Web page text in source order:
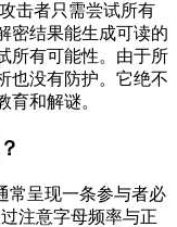
击者只需尝试所有
密结果能生成可读的
所有可能性。由于所
也没有防护。它绝不
和解谜。
常呈现一条参与者必
注意字母频率与正